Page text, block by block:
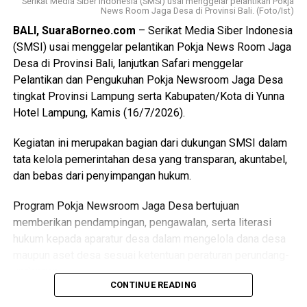
Selain itu menurut M. Syarifuddin, Visitasi Kepemimpinan
Nasional kali ini juga dapat belajar bersama mengenali
dengan cepat kendala yang dihadapi, bukan hanya
keberhasilannya saja.
Sementara itu, Sekdaprov Jawa Timur, Adhy Karyono
menyambut baik visitasi yang dilakukan oleh peserta PKN
“Kami terimakasih, Jawa Timur sudah menjadi lokasi
visitasi. Kami akan siapkan agar bisa dipelajari masing-
memberikan kesempatan kepada peserta untuk bisa
berdiskusi, agar bisa mengambil solusi terhadap
persoalan yang ada di Kalsel,” ucap Adhy.
Pertemuan berlanjut pada visitasi langsung ke lokus-lokus
yang sudah ditetapkan untuk masing-masing kelompok.
News Room Jaga Desa di Provinsi Bali. (Foto/Ist)
BALI, SuaraBorneo.com – Serikat Media Siber Indonesia
(SMSI) usai menggelar pelantikan Pokja News Room Jaga
Desa di Provinsi Bali, lanjutkan Safari menggelar
Pelantikan dan Pengukuhan Pokja Newsroom Jaga Desa
tingkat Provinsi Lampung serta Kabupaten/Kota di Yunna
Hotel Lampung, Kamis (16/7/2026).
Kegiatan ini merupakan bagian dari dukungan SMSI dalam
tata kelola pemerintahan desa yang transparan, akuntabel,
dan bebas dari penyimpangan hukum.
Program Pokja Newsroom Jaga Desa bertujuan
memberikan pendampingan, pengawalan, serta literasi
hukum kepada aparatur desa dalam mengelola dana desa
undangan.
CONTINUE READING